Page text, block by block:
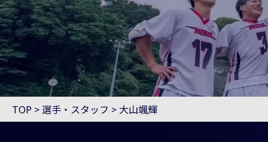
TOP > 選手・スタッフ > 大山颯輝